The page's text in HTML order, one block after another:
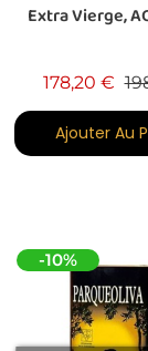
Extra Vierge,
178,20 €
Ajouter Au
-10%